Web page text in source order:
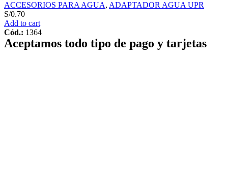
ACCESORIOS PARA AGUA, ADAPTADOR AGUA UPR
S/0.70
Add to cart
Cód.: 1364
Aceptamos todo tipo de pago y tarjetas